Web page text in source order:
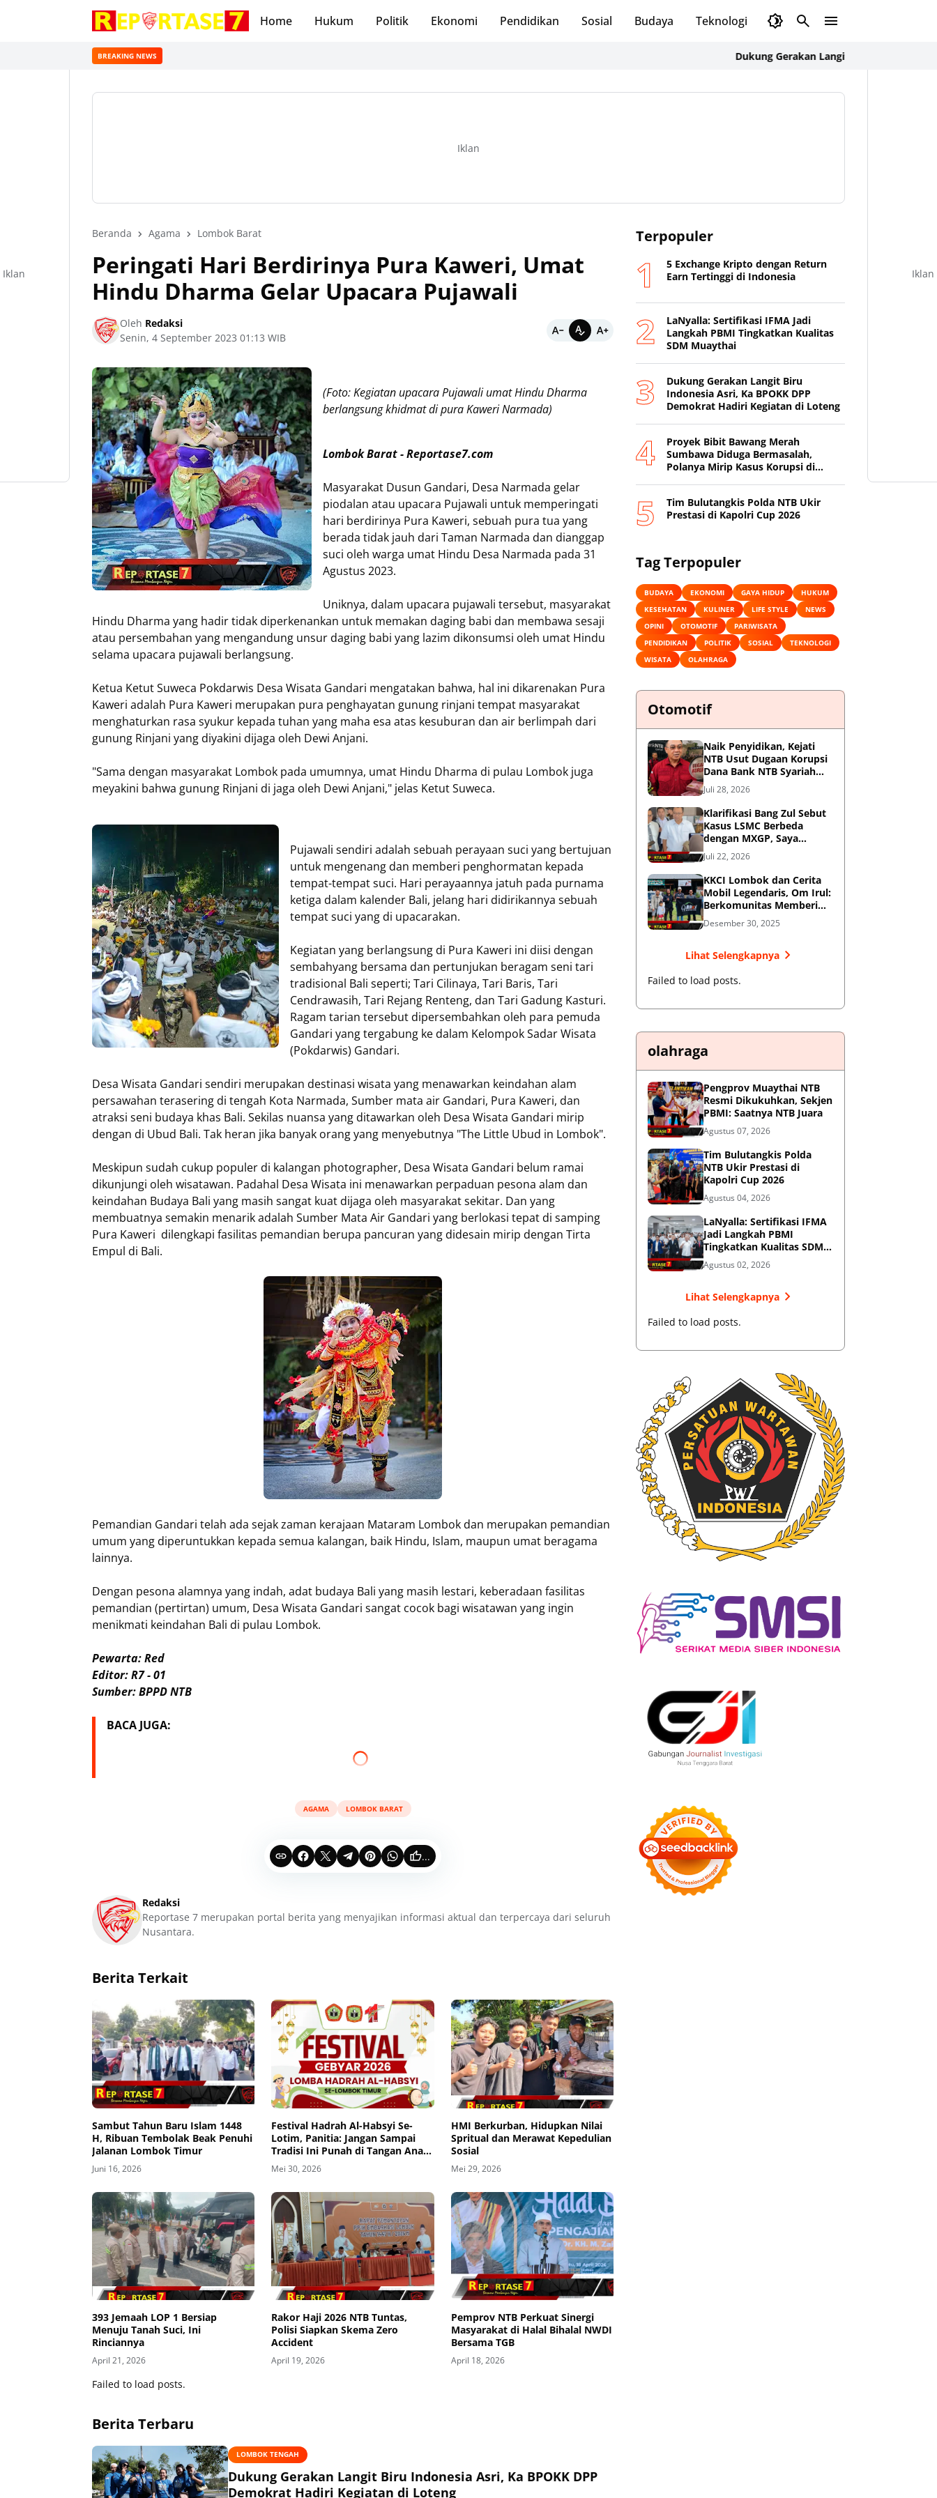
Home Hukum Politik Ekonomi Pendidikan Sosial Budaya Teknologi Olahraga
BREAKING NEWS Dukung Gerakan Langit Biru Indonesia Asri, Ka
Iklan
Beranda Agama Lombok Barat
Peringati Hari Berdirinya Pura Kaweri, Umat
Hindu Dharma Gelar Upacara Pujawali
Oleh Redaksi
Senin, 4 September 2023 01:13 WIB
(Foto: Kegiatan upacara Pujawali umat Hindu Dharma
berlangsung khidmat di pura Kaweri Narmada)
Lombok Barat - Reportase7.com
Masyarakat Dusun Gandari, Desa Narmada gelar
piodalan atau upacara Pujawali untuk memperingati
hari berdirinya Pura Kaweri, sebuah pura tua yang
berada tidak jauh dari Taman Narmada dan dianggap
suci oleh warga umat Hindu Desa Narmada pada 31
Agustus 2023.
Uniknya, dalam upacara pujawali tersebut, masyarakat
Hindu Dharma yang hadir tidak diperkenankan untuk memakan daging babi dan membawa sesaji
atau persembahan yang mengandung unsur daging babi yang lazim dikonsumsi oleh umat Hindu
selama upacara pujawali berlangsung.
Ketua Ketut Suweca Pokdarwis Desa Wisata Gandari mengatakan bahwa, hal ini dikarenakan Pura
Kaweri adalah Pura Kaweri merupakan pura penghayatan gunung rinjani tempat masyarakat
menghaturkan rasa syukur kepada tuhan yang maha esa atas kesuburan dan air berlimpah dari
gunung Rinjani yang diyakini dijaga oleh Dewi Anjani.
"Sama dengan masyarakat Lombok pada umumnya, umat Hindu Dharma di pulau Lombok juga
meyakini bahwa gunung Rinjani di jaga oleh Dewi Anjani," jelas Ketut Suweca.
Pujawali sendiri adalah sebuah perayaan suci yang bertujuan
untuk mengenang dan memberi penghormatan kepada
tempat-tempat suci. Hari perayaannya jatuh pada purnama
ketiga dalam kalender Bali, jelang hari didirikannya sebuah
tempat suci yang di upacarakan.
Kegiatan yang berlangsung di Pura Kaweri ini diisi dengan
sembahyang bersama dan pertunjukan beragam seni tari
tradisional Bali seperti; Tari Cilinaya, Tari Baris, Tari
Cendrawasih, Tari Rejang Renteng, dan Tari Gadung Kasturi.
Ragam tarian tersebut dipersembahkan oleh para pemuda
Gandari yang tergabung ke dalam Kelompok Sadar Wisata
(Pokdarwis) Gandari.
Desa Wisata Gandari sendiri merupakan destinasi wisata yang menawarkan keindahan alam
persawahan terasering di tengah Kota Narmada, Sumber mata air Gandari, Pura Kaweri, dan
atraksi seni budaya khas Bali. Sekilas nuansa yang ditawarkan oleh Desa Wisata Gandari mirip
dengan di Ubud Bali. Tak heran jika banyak orang yang menyebutnya "The Little Ubud in Lombok".
Meskipun sudah cukup populer di kalangan photographer, Desa Wisata Gandari belum ramai
dikunjungi oleh wisatawan. Padahal Desa Wisata ini menawarkan perpaduan pesona alam dan
keindahan Budaya Bali yang masih sangat kuat dijaga oleh masyarakat sekitar. Dan yang
membuatnya semakin menarik adalah Sumber Mata Air Gandari yang berlokasi tepat di samping
Pura Kaweri dilengkapi fasilitas pemandian berupa pancuran yang didesain mirip dengan Tirta
Empul di Bali.
Pemandian Gandari telah ada sejak zaman kerajaan Mataram Lombok dan merupakan pemandian
umum yang diperuntukkan kepada semua kalangan, baik Hindu, Islam, maupun umat beragama
lainnya.
Dengan pesona alamnya yang indah, adat budaya Bali yang masih lestari, keberadaan fasilitas
pemandian (pertirtan) umum, Desa Wisata Gandari sangat cocok bagi wisatawan yang ingin
menikmati keindahan Bali di pulau Lombok.
Pewarta: Red
Editor: R7 - 01
Sumber: BPPD NTB
BACA JUGA:
AGAMA LOMBOK BARAT
...
Redaksi
Reportase 7 merupakan portal berita yang menyajikan informasi aktual dan terpercaya dari seluruh
Nusantara.
Berita Terkait
Sambut Tahun Baru Islam 1448
H, Ribuan Tembolak Beak Penuhi
Jalanan Lombok Timur
Juni 16, 2026
Festival Hadrah Al-Habsyi Se-
Lotim, Panitia: Jangan Sampai
Tradisi Ini Punah di Tangan Anak
Muda
Mei 30, 2026
HMI Berkurban, Hidupkan Nilai
Spritual dan Merawat Kepedulian
Sosial
Mei 29, 2026
393 Jemaah LOP 1 Bersiap
Menuju Tanah Suci, Ini
Rinciannya
April 21, 2026
Rakor Haji 2026 NTB Tuntas,
Polisi Siapkan Skema Zero
Accident
April 19, 2026
Pemprov NTB Perkuat Sinergi
Masyarakat di Halal Bihalal NWDI
Bersama TGB
April 18, 2026
Failed to load posts.
Berita Terbaru
LOMBOK TENGAH
Dukung Gerakan Langit Biru Indonesia Asri, Ka BPOKK DPP
Demokrat Hadiri Kegiatan di Loteng
Terpopuler
5 Exchange Kripto dengan Return
Earn Tertinggi di Indonesia
LaNyalla: Sertifikasi IFMA Jadi
Langkah PBMI Tingkatkan Kualitas
SDM Muaythai
Dukung Gerakan Langit Biru
Indonesia Asri, Ka BPOKK DPP
Demokrat Hadiri Kegiatan di Loteng
Proyek Bibit Bawang Merah
Sumbawa Diduga Bermasalah,
Polanya Mirip Kasus Korupsi di
Tim Bulutangkis Polda NTB Ukir
Prestasi di Kapolri Cup 2026
Tag Terpopuler
BUDAYA EKONOMI GAYA HIDUP
HUKUM
KESEHATAN
KULINER LIFE STYLE
NEWS
OPINI
OTOMOTIF
PARIWISATA
PENDIDIKAN
POLITIK SOSIAL
TEKNOLOGI
WISATA
OLAHRAGA
Otomotif
Naik Penyidikan, Kejati
NTB Usut Dugaan Korupsi
Dana Bank NTB Syariah
untuk MXGP 2023
Juli 28, 2026
Klarifikasi Bang Zul Sebut
Kasus LSMC Berbeda
dengan MXGP, Saya
Dipanggil Sebagai Saksi
Juli 22, 2026
KKCI Lombok dan Cerita
Mobil Legendaris, Om Irul:
Berkomunitas Memberi
Manfaat dan Membangun
Imej Positif
Desember 30, 2025
Lihat Selengkapnya
Failed to load posts.
olahraga
Pengprov Muaythai NTB
Resmi Dikukuhkan, Sekjen
PBMI: Saatnya NTB Juara
Agustus 07, 2026
Tim Bulutangkis Polda
NTB Ukir Prestasi di
Kapolri Cup 2026
Agustus 04, 2026
LaNyalla: Sertifikasi IFMA
Jadi Langkah PBMI
Tingkatkan Kualitas SDM
Muaythai
Agustus 02, 2026
Lihat Selengkapnya
Failed to load posts.
Iklan Iklan